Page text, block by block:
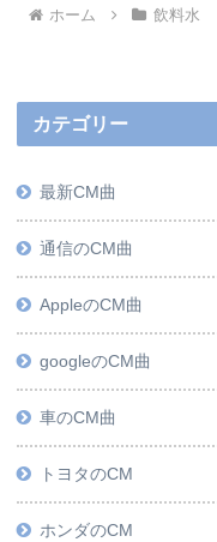
ホーム 飲料水
カテゴリー
最新CM曲
通信のCM曲
AppleのCM曲
googleのCM曲
車のCM曲
トヨタのCM
ホンダのCM